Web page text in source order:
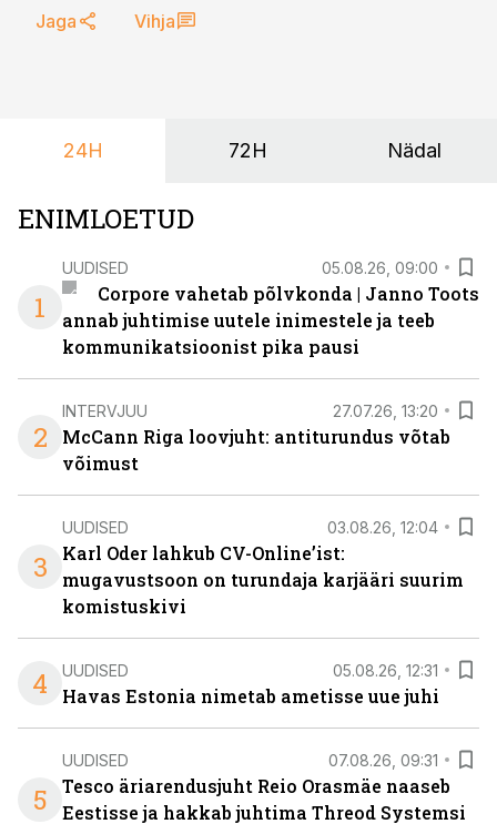
Jaga Vihja
24H 72H Nädal
ENIMLOETUD
1
UUDISED 05.08.26, 09:00
Corpore vahetab põlvkonda | Janno Toots
annab juhtimise uutele inimestele ja teeb
kommunikatsioonist pika pausi
2
INTERVJUU 27.07.26, 13:20
McCann Riga loovjuht: antiturundus võtab
võimust
3
UUDISED 03.08.26, 12:04
Karl Oder lahkub CV-Online’ist:
mugavustsoon on turundaja karjääri suurim
komistuskivi
4 UUDISED 05.08.26, 12:31
Havas Estonia nimetab ametisse uue juhi
5
UUDISED 07.08.26, 09:31
Tesco äriarendusjuht Reio Orasmäe naaseb
Eestisse ja hakkab juhtima Threod Systemsi